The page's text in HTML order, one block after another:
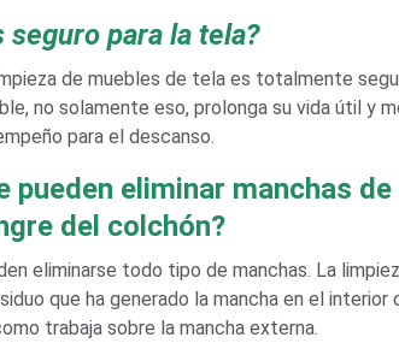
pueden eliminar manchas
del colchón?
eliminarse todo tipo de manchas. La
que ha generado la mancha en el interior
trabaja sobre la mancha externa.
seguro para la tela?
de muebles de tela es totalmente
no solamente eso, prolonga su vida útil y
para el descanso.